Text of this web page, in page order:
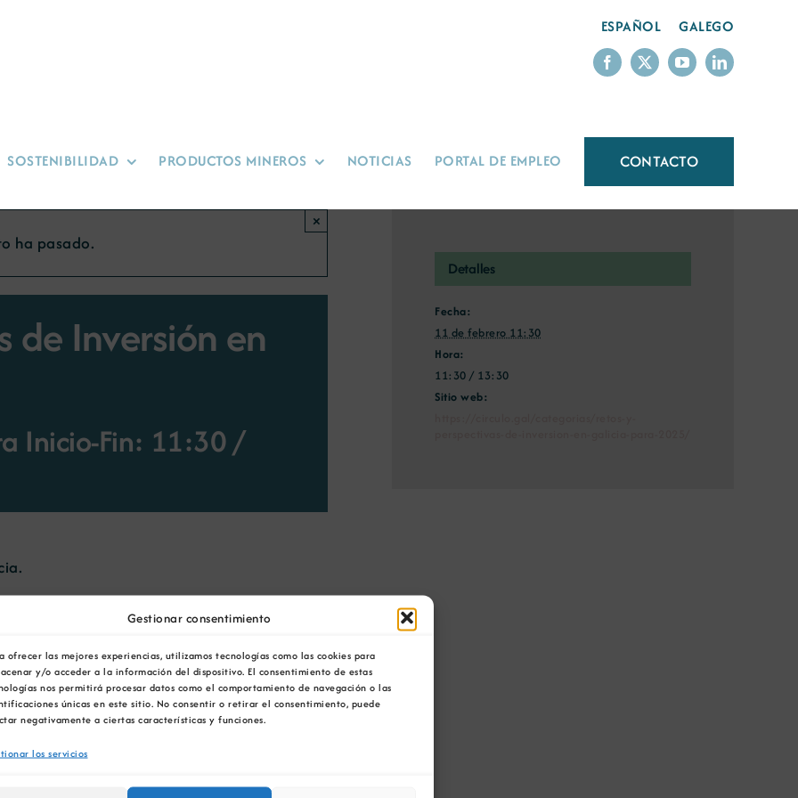
Gestionar consentimiento
ofrecer las mejores experiencias, utilizamos tecnologías como las cookies para
y/o acceder a la información del dispositivo. El consentimiento de estas
nos permitirá procesar datos como el comportamiento de navegación o las
únicas en este sitio. No consentir o retirar el consentimiento, puede
negativamente a ciertas características y funciones.
los servicios
ESPAÑOL GALEGO
SOSTENIBILIDAD PRODUCTOS MINEROS NOTICIAS PORTAL DE EMPLEO CONTACTO
ha pasado.
×
de Inversión en
Inicio-Fin: 11:30/
Perspectivas de Inversión en Galicia para
interés de los fondos de Private Equity
del sector empresarial gallego para
de Economía e Industria de la Xunta de
Freire, presidente ejecutivo del Grupo
Partners.
las conclusiones clave del informe, que
Detalles
Fecha:
11 de febrero 11:30
Hora:
11:30 / 13:30
Sitio web: